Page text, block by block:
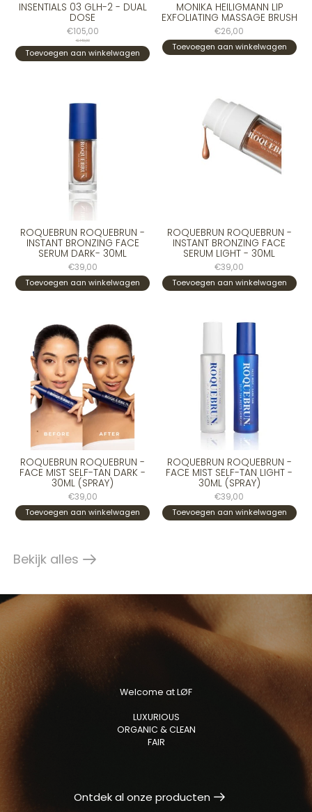
INSENTIALS 03 GLH-2 - DUAL
DOSE
€105,00
€140,00
Toevoegen aan winkelwagen
MONIKA HEILIGMANN LIP
EXFOLIATING MASSAGE BRUSH
€26,00
Toevoegen aan winkelwagen
ROQUEBRUN ROQUEBRUN -
INSTANT BRONZING FACE
SERUM DARK- 30ML
€39,00
Toevoegen aan winkelwagen
ROQUEBRUN ROQUEBRUN -
INSTANT BRONZING FACE
SERUM LIGHT - 30ML
€39,00
Toevoegen aan winkelwagen
ROQUEBRUN ROQUEBRUN -
FACE MIST SELF-TAN DARK -
30ML (SPRAY)
€39,00
Toevoegen aan winkelwagen
ROQUEBRUN ROQUEBRUN -
FACE MIST SELF-TAN LIGHT -
30ML (SPRAY)
€39,00
Toevoegen aan winkelwagen
Bekijk allesproducts
Welcome at LØF
LUXURIOUS
ORGANIC & CLEAN
FAIR
Ontdek al onze producten